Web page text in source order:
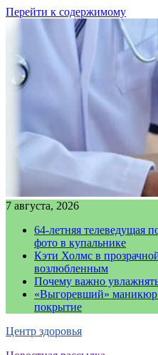
Перейти к содержимому
7 августа, 2026
64-летняя телеведущая
фото в купальнике
Кэти Холмс в
возлюбленным
Почему важно
«Выгоревший» маникюр:
покрытие
Центр здоровья